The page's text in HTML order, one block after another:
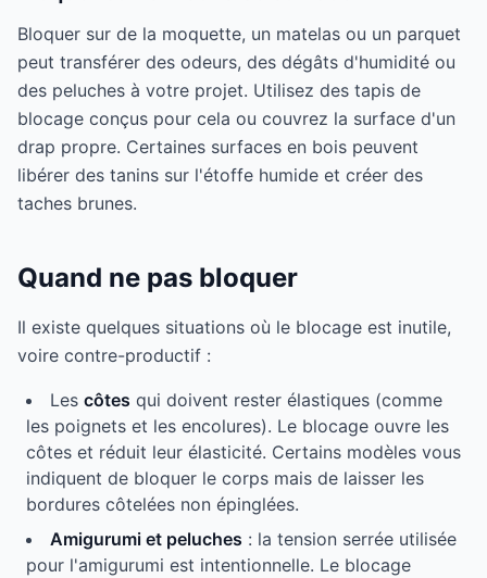
Bloquer sur de la moquette, un matelas ou un parquet
peut transférer des odeurs, des dégâts d'humidité ou
des peluches à votre projet. Utilisez des tapis de
blocage conçus pour cela ou couvrez la surface d'un
drap propre. Certaines surfaces en bois peuvent
libérer des tanins sur l'étoffe humide et créer des
taches brunes.
Quand ne pas bloquer
Il existe quelques situations où le blocage est inutile,
voire contre-productif :
Les côtes qui doivent rester élastiques (comme
les poignets et les encolures). Le blocage ouvre les
côtes et réduit leur élasticité. Certains modèles vous
indiquent de bloquer le corps mais de laisser les
bordures côtelées non épinglées.
Amigurumi et peluches : la tension serrée utilisée
pour l'amigurumi est intentionnelle. Le blocage